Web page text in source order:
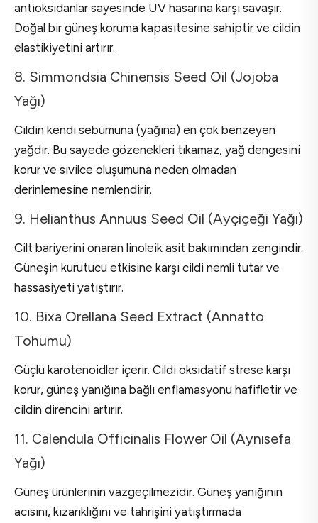
antioksidanlar sayesinde UV hasarına karşı savaşır.
Doğal bir güneş koruma kapasitesine sahiptir ve cildin
elastikiyetini artırır.
8. Simmondsia Chinensis Seed Oil (Jojoba
Yağı)
Cildin kendi sebumuna (yağına) en çok benzeyen
yağdır. Bu sayede gözenekleri tıkamaz, yağ dengesini
korur ve sivilce oluşumuna neden olmadan
derinlemesine nemlendirir.
9. Helianthus Annuus Seed Oil (Ayçiçeği Yağı)
Cilt bariyerini onaran linoleik asit bakımından zengindir.
Güneşin kurutucu etkisine karşı cildi nemli tutar ve
hassasiyeti yatıştırır.
10. Bixa Orellana Seed Extract (Annatto
Tohumu)
Güçlü karotenoidler içerir. Cildi oksidatif strese karşı
korur, güneş yanığına bağlı enflamasyonu hafifletir ve
cildin direncini artırır.
11. Calendula Officinalis Flower Oil (Aynısefa
Yağı)
Güneş ürünlerinin vazgeçilmezidir. Güneş yanığının
acısını, kızarıklığını ve tahrişini yatıştırmada